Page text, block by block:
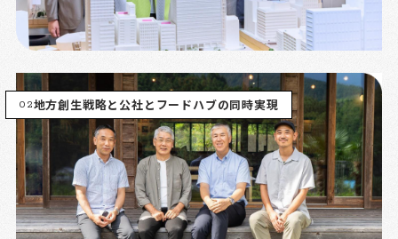
02地方創生戦略と公社とフードハブの同時実現